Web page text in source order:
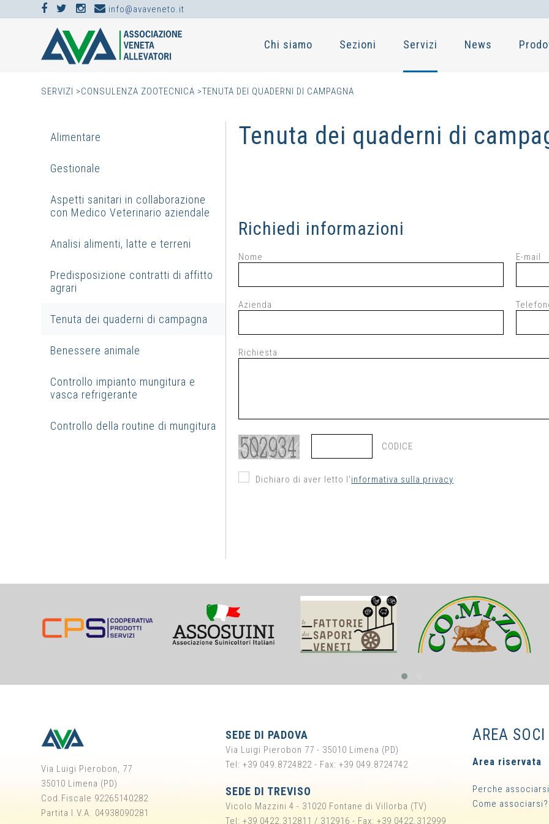
info@avaveneto.it
Chi siamo Sezioni Servizi News
SERVIZI >CONSULENZA ZOOTECNICA >TENUTA DEI QUADERNI DI CAMPAGNA
Alimentare
Gestionale
Aspetti sanitari in collaborazione
con Medico Veterinario aziendale
Analisi alimenti, latte e terreni
Predisposizione contratti di affitto
agrari
Tenuta dei quaderni di campagna
Benessere animale
Controllo impianto mungitura e
vasca refrigerante
Controllo della routine di mungitura
Tenuta dei quaderni di
Richiedi informazioni
Nome
Azienda
E-mail
Richiesta
CODICE
Dichiaro di aver letto l'informativa sulla privacy
Via Luigi Pierobon, 77
35010 Limena (PD)
Cod.Fiscale 92265140282
Partita I.V.A. 04938090281
SEDE DI PADOVA
Via Luigi Pierobon 77 - 35010 Limena (PD)
Tel: +39 049.8724822 - Fax: +39 049.8724742
SEDE DI TREVISO
Vicolo Mazzini 4 - 31020 Fontane di Villorba (TV)
Tel: +39 0422.312811 / 312916 - Fax: +39 0422.312999
AREA SOCI
Area riservata
Perche
Come associarsi?